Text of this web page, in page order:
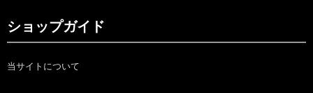
ショップガイド
当サイトについて